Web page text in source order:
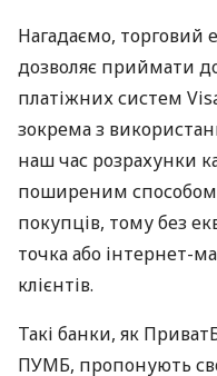
Нагадаємо, торговий
дозволяє приймати
платіжних систем
зокрема з
наш час розрахунки
поширеним способом
покупців, тому без
точка або інтернет-
клієнтів.
Такі банки, як
ПУМБ, пропонують